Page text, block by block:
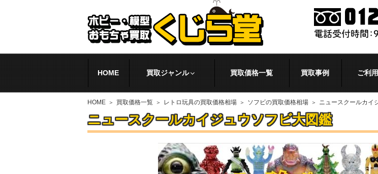
HOME 買取ジャンル 買取価格一覧 買取事例 ご利
HOME 買取価格一覧 レトロ玩具の買取価格相場 ソフビの買取価格相場 ニュースクールカイ
ニュースクールカイジュウソフビ大図鑑